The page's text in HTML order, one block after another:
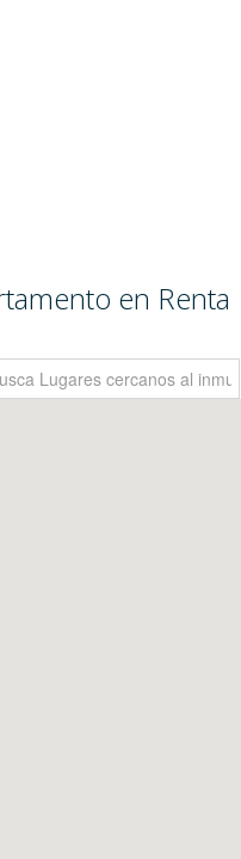
en Renta